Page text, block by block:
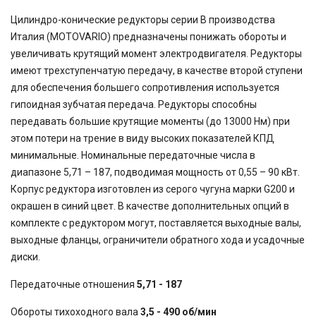
Цилиндро-конические редукторы серии B производства
Италия (MOTOVARIO) предназначены понижать обороты и
увеличивать крутящий момент электродвигателя. Редукторы
имеют трехступенчатую передачу, в качестве второй ступени
для обеспечения большего сопротивления используется
гипоидная зубчатая передача. Редукторы способны
передавать большие крутящие моменты (до 13000 Нм) при
этом потери на трение в виду высоких показателей КПД
минимальные. Номинальные передаточные числа в
диапазоне 5,71 – 187, подводимая мощность от 0,55 – 90 кВт.
Корпус редуктора изготовлен из серого чугуна марки G200 и
окрашен в синий цвет. В качестве дополнительных опций в
комплекте с редуктором могут, поставляется выходные валы,
выходные фланцы, ограничители обратного хода и усадочные
диски.
Передаточные отношения 5,71 - 187
Обороты тихоходного вала 3,5 - 490 об/мин